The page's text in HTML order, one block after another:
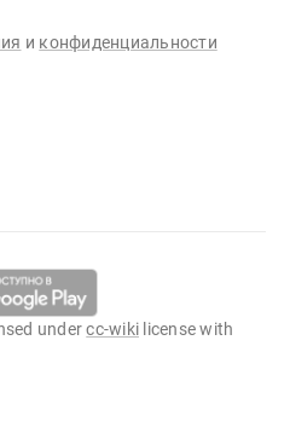
и конфиденциальности
undercc-wiki license with